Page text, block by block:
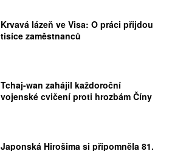
Krvavá lázeň ve Visa: O práci přijdou
tisíce zaměstnanců
Tchaj-wan zahájil každoroční
vojenské cvičení proti hrozbám Číny
Japonská Hirošima si připomněla 81.